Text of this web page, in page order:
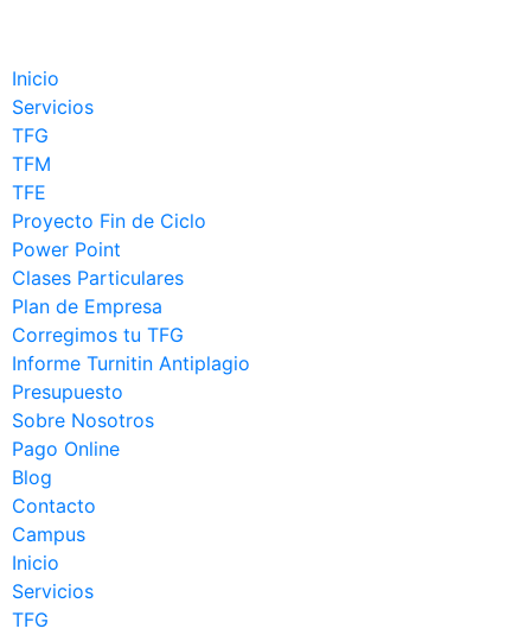
Inicio
Servicios
TFG
TFM
TFE
Proyecto Fin de Ciclo
Power Point
Clases Particulares
Plan de Empresa
Corregimos tu TFG
Informe Turnitin Antiplagio
Presupuesto
Sobre Nosotros
Pago Online
Blog
Contacto
Campus
Inicio
Servicios
TFG